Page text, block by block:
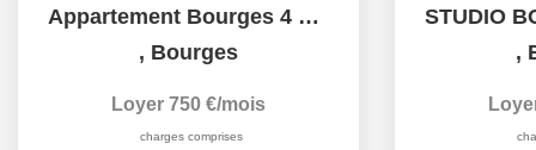
Appartement Bourges 4 pièce(s) 61 m2
, Bourges
Loyer 750 €/mois
charges comprises
,